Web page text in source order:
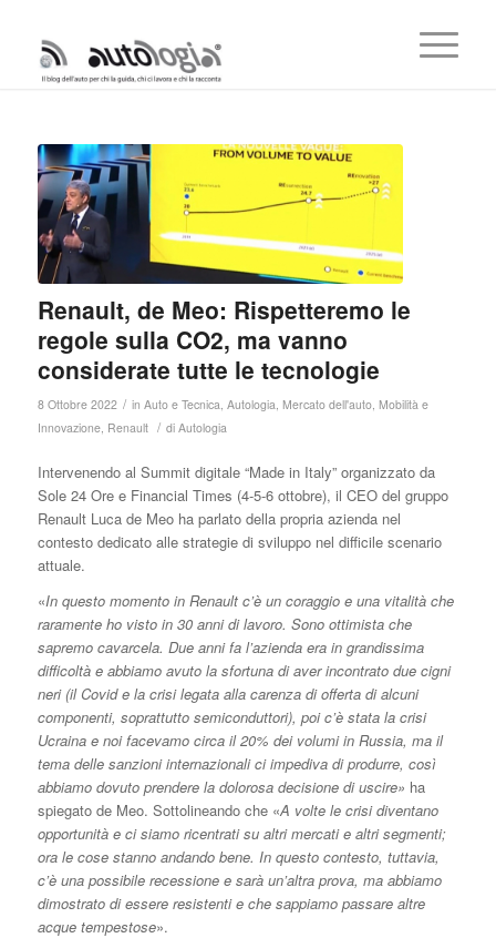
Renault, de Meo: Rispetteremo le
regole sulla CO2, ma vanno
considerate tutte le tecnologie
8 Ottobre 2022 / in Auto e Tecnica Autologia Mercato dell'auto, Mobilità e
Innovazione, Renault / di Autologia
Intervenendo al Summit digitale “Made in Italy” organizzato da
Sole 24 Ore e Financial Times (4-5-6 ottobre), il CEO del gruppo
Renault Luca de Meo ha parlato della propria azienda nel
contesto dedicato alle strategie di sviluppo nel difficile scenario
attuale.
«In questo momento in Renault c’è un coraggio e una vitalità che
raramente ho visto in 30 anni di lavoro. Sono ottimista che
sapremo cavarcela. Due anni fa l’azienda era in grandissima
difficoltà e abbiamo avuto la sfortuna di aver incontrato due cigni
neri (il Covid e la crisi legata alla carenza di offerta di alcuni
componenti, soprattutto semiconduttori), poi c’è stata la crisi
Ucraina e noi facevamo circa il 20% dei volumi in Russia, ma il
tema delle sanzioni internazionali ci impediva di produrre, così
abbiamo dovuto prendere la dolorosa decisione di uscire» ha
spiegato de Meo. Sottolineando che «A volte le crisi diventano
opportunità e ci siamo ricentrati su altri mercati e altri segmenti;
ora le cose stanno andando bene. In questo contesto, tuttavia,
c’è una possibile recessione e sarà un’altra prova, ma abbiamo
dimostrato di essere resistenti e che sappiamo passare altre
acque tempestose».